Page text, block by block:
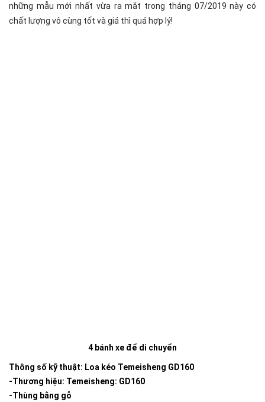
những mẫu mới nhất vừa ra mắt trong tháng 07/2019 này có
chất lượng vô cùng tốt và giá thì quá hợp lý!
4 bánh xe để di chuyển
Thông số kỹ thuật: Loa kéo Temeisheng GD160
-Thương hiệu: Temeisheng: GD160
-Thùng bằng gỗ